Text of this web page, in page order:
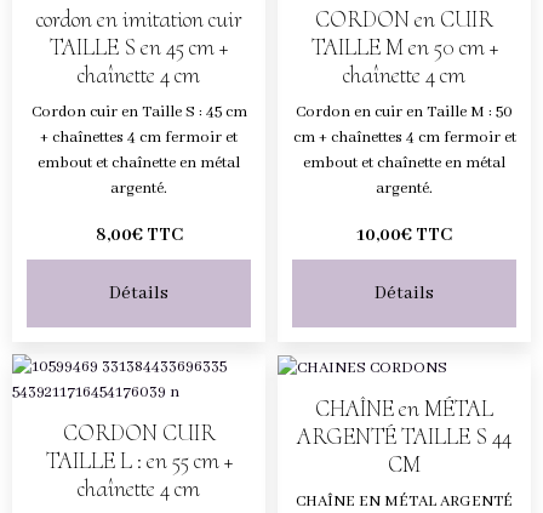
cordon en imitation cuir
TAILLE S en 45 cm +
chaînette 4 cm
Cordon cuir en Taille S : 45 cm
+ chaînettes 4 cm fermoir et
embout et chaînette en métal
argenté.
8,00€ TTC
Détails
CORDON en CUIR
TAILLE M en 50 cm +
chaînette 4 cm
Cordon en cuir en Taille M : 50
cm + chaînettes 4 cm fermoir et
embout et chaînette en métal
argenté.
10,00€ TTC
Détails
CORDON CUIR
TAILLE L : en 55 cm +
chaînette 4 cm
CHAÎNE en MÉTAL
ARGENTÉ TAILLE S 44
CM
CHAÎNE EN MÉTAL ARGENTÉ